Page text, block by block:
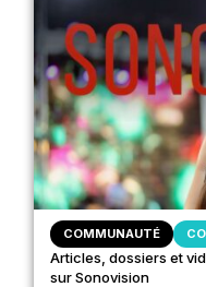
COMMUNAUTÉ
Articles, dossiers et
sur Sonovision